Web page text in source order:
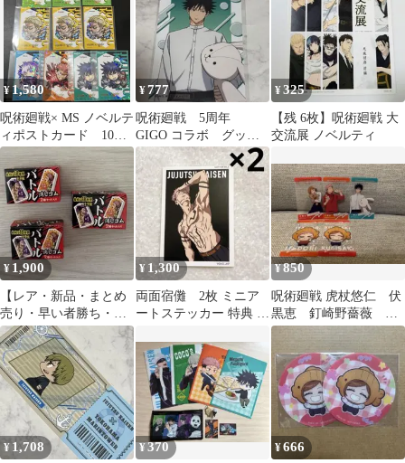
¥1,580
呪術廻戦× MS ノベルテ
ィポストカード 10枚
セット
¥777
呪術廻戦 5周年
GIGO コラボ グッズ
購入特典 ブロマイ
ド 伏黒 恵
¥325
【残 6枚】呪術廻戦 大
交流展 ノベルティ
¥ 1,900
【レア・新品・まとめ
売り・早い者勝ち・即
購入OK】呪術廻戦
¥ 1,300
両面宿儺 2枚 ミニア
ートステッカー 特典 呪
ーキョー
¥850
呪術廻戦 虎杖悠仁 伏
黒恵 釘崎野薔薇
gigo ノベルティ 特典カ
ード
¥ 1,708 ¥370 ¥666